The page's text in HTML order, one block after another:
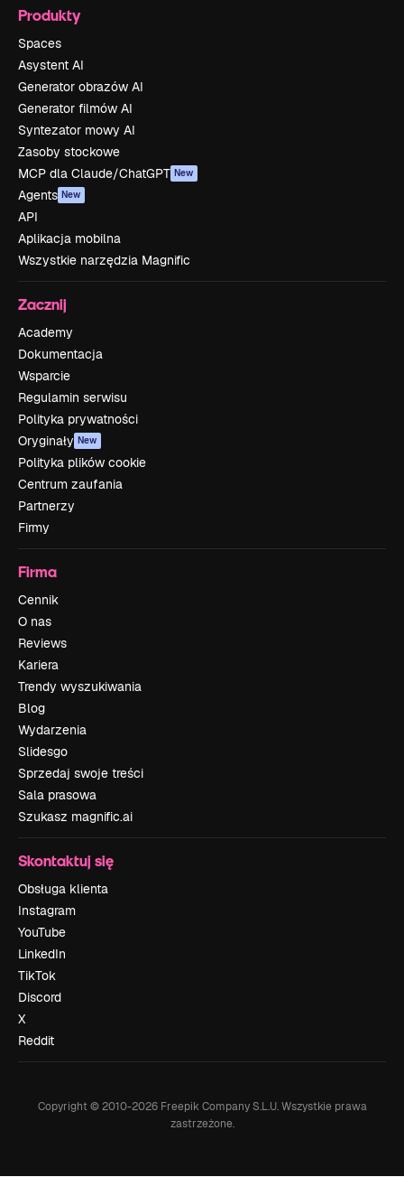
Produkty
Spaces
Asystent AI
Generator obrazów AI
Generator filmów AI
Syntezator mowy AI
Zasoby stockowe
MCP dla Claude/ChatGPT New
Agents New
API
Aplikacja mobilna
Wszystkie narzędzia Magnific
Zacznij
Academy
Dokumentacja
Wsparcie
Regulamin serwisu
Polityka prywatności
Oryginały New
Polityka plików cookie
Centrum zaufania
Partnerzy
Firmy
Firma
Cennik
O nas
Reviews
Kariera
Trendy wyszukiwania
Blog
Wydarzenia
Slidesgo
Sprzedaj swoje treści
Sala prasowa
Szukasz magnific.ai
Skontaktuj się
Obsługa klienta
Instagram
YouTube
LinkedIn
TikTok
Discord
X
Reddit
Copyright © 2010-2026Freepik Company S.L.U. Wszystkie prawa
zastrzeżone.